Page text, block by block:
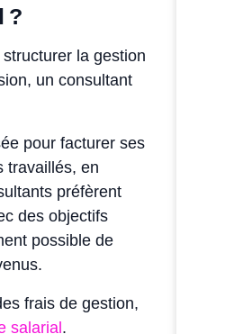
?
la gestion
un consultant
pour facturer ses
travaillés, en
préfèrent
des objectifs
possible de
frais de gestion,
salarial .